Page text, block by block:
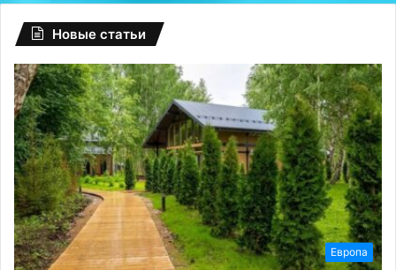
Новые статьи
Европа